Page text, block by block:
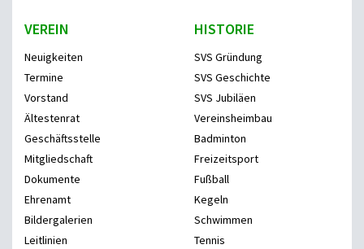
VEREIN
Neuigkeiten
Termine
Vorstand
Ältestenrat
Geschäftsstelle
Mitgliedschaft
Dokumente
Ehrenamt
Bildergalerien
Leitlinien
HISTORIE
SVS Gründung
SVS Geschichte
SVS Jubiläen
Vereinsheimbau
Badminton
Freizeitsport
Fußball
Kegeln
Schwimmen
Tennis